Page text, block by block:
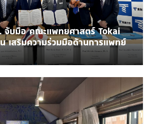
บมือ คณะแพทยศาสตร์ Tokai
เสริมความร่วมมือด้านการแพทย์